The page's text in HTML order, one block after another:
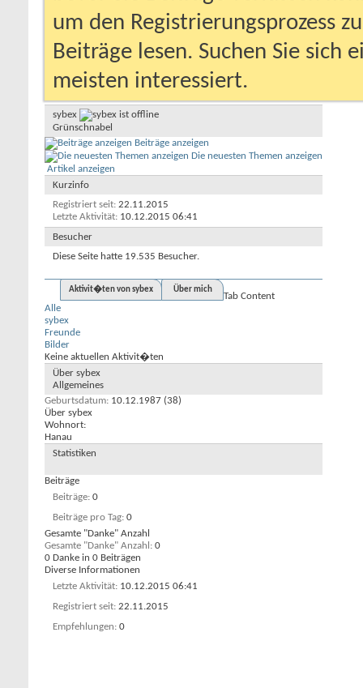
um den Registrierungsprozess
Beiträge lesen. Suchen Sie sich
meisten interessiert.
sybex
Grünschnabel
Beiträge anzeigen
Die neuesten Themen anzeigen
Artikel anzeigen
Kurzinfo
Registriert seit 22.11.2015
Letzte Aktivität 10.12.2015 06:41
Besucher
Diese Seite hatte 19.535 Besucher.
Aktivit�ten von sybex Über mich
Tab Content
Alle
sybex
Freunde
Bilder
Keine aktuellen Aktivit�ten
Über sybex
Allgemeines
Geburtsdatum 10.12.1987 (38)
Über sybex
Wohnort:
Hanau
Statistiken
Beiträge
Beiträge 0
Beiträge pro Tag 0
Gesamte "Danke" Anzahl
Gesamte "Danke" Anzahl
0
0 Danke in 0 Beiträgen
Diverse Informationen
Letzte Aktivität 10.12.2015 06:41
Registriert seit 22.11.2015
Empfehlungen 0